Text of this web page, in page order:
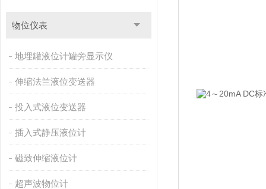
物位仪表
地埋罐液位计罐旁显示仪
伸缩法兰液位变送器
投入式液位变送器
插入式静压液位计
磁致伸缩液位计
超声波物位计